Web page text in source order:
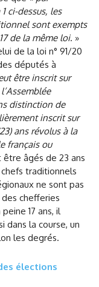
ci-dessus, les
sont exempts
de la même loi. »
de la loi n° 91/20
députés à
être inscrit sur
distinction de
inscrit sur
ans révolus à la
français ou
âgés de 23 ans
traditionnels
ne sont pas
chefferies
17 ans, il
dans la course, un
les degrés.
élections